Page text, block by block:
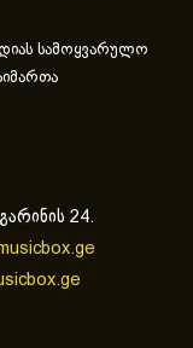
სამოყვარულო
24.